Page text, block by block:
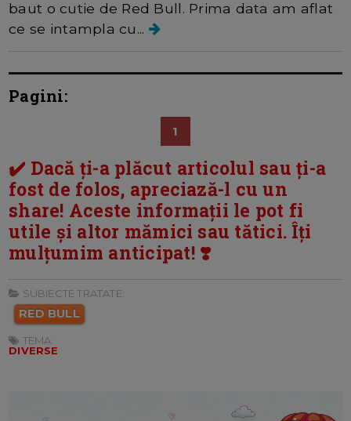
baut o cutie de Red Bull. Prima data am aflat
ce se intampla cu...
Pagini:
1
✔️ Dacă ți-a plăcut articolul sau ți-a
fost de folos, apreciază-l cu un
share! Aceste informații le pot fi
utile și altor mămici sau tătici. Îți
mulțumim anticipat! ❣️
SUBIECTE TRATATE:
RED BULL
TEMA:
DIVERSE